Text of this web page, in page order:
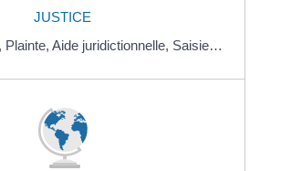
JUSTICE
Plainte, Aide juridictionnelle, Saisie…